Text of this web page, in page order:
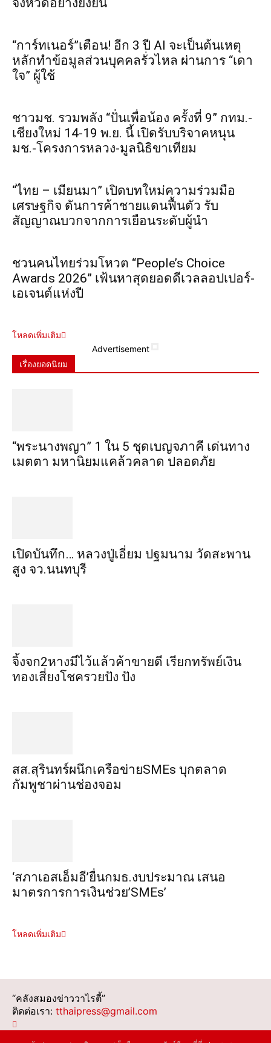
จังหวัดอย่างยั่งยืน
“การ์ทเนอร์”เตือน! อีก 3 ปี AI จะเป็นต้นเหตุ
หลักทำข้อมูลส่วนบุคคลรั่วไหล ผ่านการ “เดา
ใจ” ผู้ใช้
ชาวมช. รวมพลัง “ปั่นเพื่อน้อง ครั้งที่ 9” กทม.-
เชียงใหม่ 14-19 พ.ย. นี้ เปิดรับบริจาคหนุน
มช.-โครงการหลวง-มูลนิธิขาเทียม
“ไทย – เมียนมา” เปิดบทใหม่ความร่วมมือ
เศรษฐกิจ ดันการค้าชายแดนฟื้นตัว รับ
สัญญาณบวกจากการเยือนระดับผู้นำ
ชวนคนไทยร่วมโหวต “People’s Choice
Awards 2026” เฟ้นหาสุดยอดดีเวลลอปเปอร์-
เอเจนต์แห่งปี
โหลดเพิ่มเติม
Advertisement
เรื่องยอดนิยม
“พระ​นาง​พญา” 1 ใน 5​ ชุดเบญจ​ภาคี​ เด่นทาง
เมตตา​ มหา​นิยม​แคล้วคลาด​ ปลอดภัย​
เปิดบันทึก… หลวงปู่เอี่ยม ​ปฐม​นาม​ วัดสะพาน
สูง​ จว.นนทบุรี
จิ้งจก​2​หาง​มีไว้แล้ว​ค้าขาย​ดี​ เรียก​ทรัพย์เงิน
ทอง​เสี่ยงโชค​รวยปัง​ ปัง​
สส.สุรินทร์ผนึกเครือข่ายSMEs บุกตลาด
กัมพูชาผ่านช่องจอม
‘สภาเอสเอ็มอี’ยื่นกมธ.งบประมาณ เสนอ
มาตรการการเงินช่วย’SMEs’
โหลดเพิ่มเติม
“คลังสมองข่าววาไรตี้”
ติดต่อเรา: tthaipress@gmail.com